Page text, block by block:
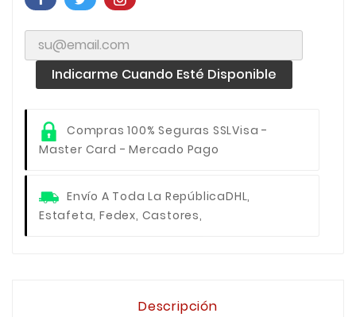
Indicarme Cuando Esté Disponible
Compras 100% Seguras SSLVisa -
Master Card - Mercado Pago
Envío A Toda La RepúblicaDHL,
Estafeta, Fedex, Castores,
Descripción